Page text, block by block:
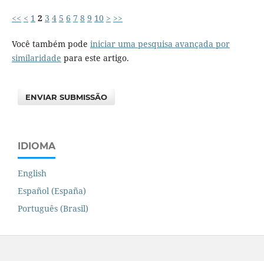
<< < 1 2 3 4 5 6 7 8 9 10 > >>
Você também pode iniciar uma pesquisa avançada por
similaridade para este artigo.
ENVIAR SUBMISSÃO
IDIOMA
English
Español (España)
Português (Brasil)